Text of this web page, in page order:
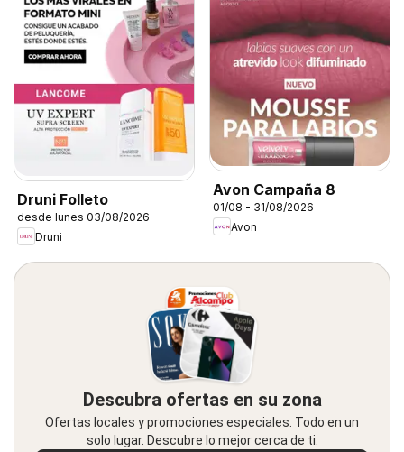
Druni Folleto
desde lunes 03/08/2026
Druni
Avon Campaña 8
01/08 - 31/08/2026
Avon
Descubra ofertas en su zona
Ofertas locales y promociones especiales. Todo en un
solo lugar. Descubre lo mejor cerca de ti.